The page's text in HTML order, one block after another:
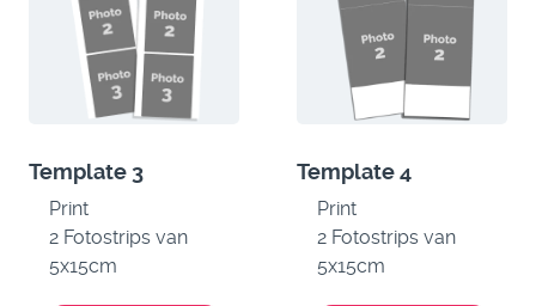
Template 3
Print
2 Fotostrips van
5x15cm
Template 4
Print
2 Fotostrips van
5x15cm